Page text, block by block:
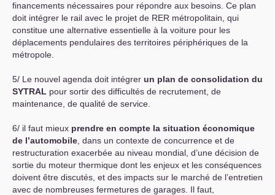
financements nécessaires pour répondre aux besoins. Ce plan
doit intégrer le rail avec le projet de RER métropolitain, qui
constitue une alternative essentielle à la voiture pour les
déplacements pendulaires des territoires périphériques de la
métropole.
5/ Le nouvel agenda doit intégrer un plan de consolidation du
SYTRAL pour sortir des difficultés de recrutement, de
maintenance, de qualité de service.
6/ il faut mieux prendre en compte la situation économique
de l’automobile , dans un contexte de concurrence et de
restructuration exacerbée au niveau mondial, d’une décision de
sortie du moteur thermique dont les enjeux et les conséquences
doivent être discutés, et des impacts sur le marché de l’entretien
avec de nombreuses fermetures de garages. Il faut,